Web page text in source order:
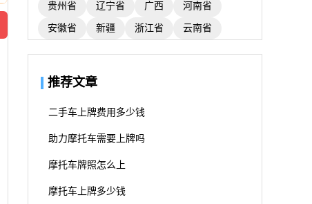
贵州省 辽宁省 广西 河南省
安徽省 新疆 浙江省 云南省
推荐文章
二手车上牌费用多少钱
助力摩托车需要上牌吗
摩托车牌照怎么上
摩托车上牌多少钱